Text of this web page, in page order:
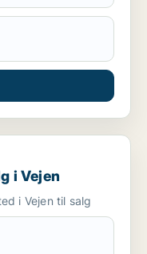
i Vejen
i Vejen til salg